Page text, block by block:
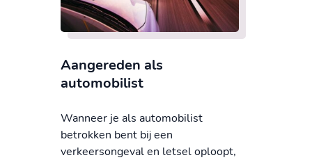
Aangereden als
automobilist
Wanneer je als automobilist
betrokken bent bij een
verkeersongeval en letsel oploopt,